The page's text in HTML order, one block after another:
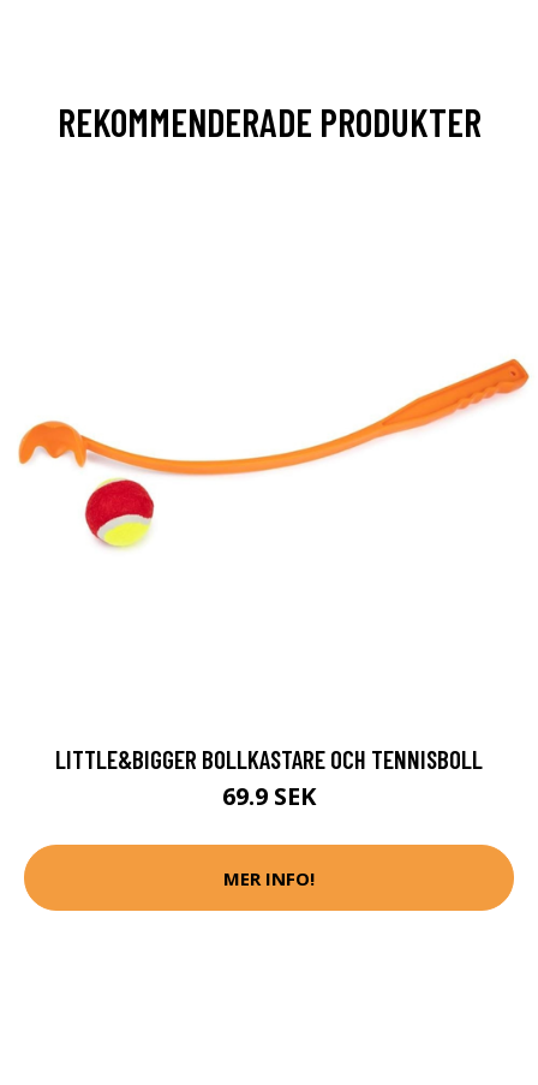
REKOMMENDERADE PRODUKTER
LITTLE&BIGGER BOLLKASTARE OCH TENNISBOLL
69.9 SEK
MER INFO!